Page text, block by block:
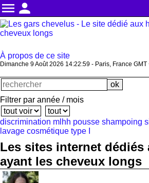
menu person
À propos de ce site
Dimanche 9 Août 2026 14:22:59 - Paris, France GMT
Filtrer par année / mois
discrimination mlhh pousse shampoing
lavage cosmétique type I
Les sites internet dédiés
ayant les cheveux longs